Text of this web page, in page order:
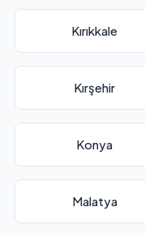
Kırıkkale
Kırşehir
Konya
Malatya